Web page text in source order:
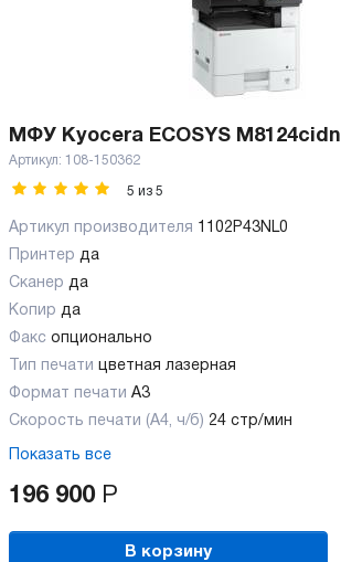
МФУ Kyocera ECOSYS M8124cidn
Артикул: 108-150362
5 из 5
Артикул производителя 1102P43NL0
Принтер да
Сканер да
Копир да
Факс опционально
Тип печати цветная лазерная
Формат печати A3
Скорость печати (А4, ч/б) 24 стр/мин
Показать все
196 900 Р
В корзину